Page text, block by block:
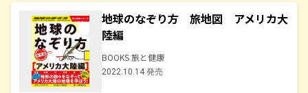
地球のなぞり方 旅地図 アメリカ大
陸編
BOOKS 旅と健康
2022.10.14 発売